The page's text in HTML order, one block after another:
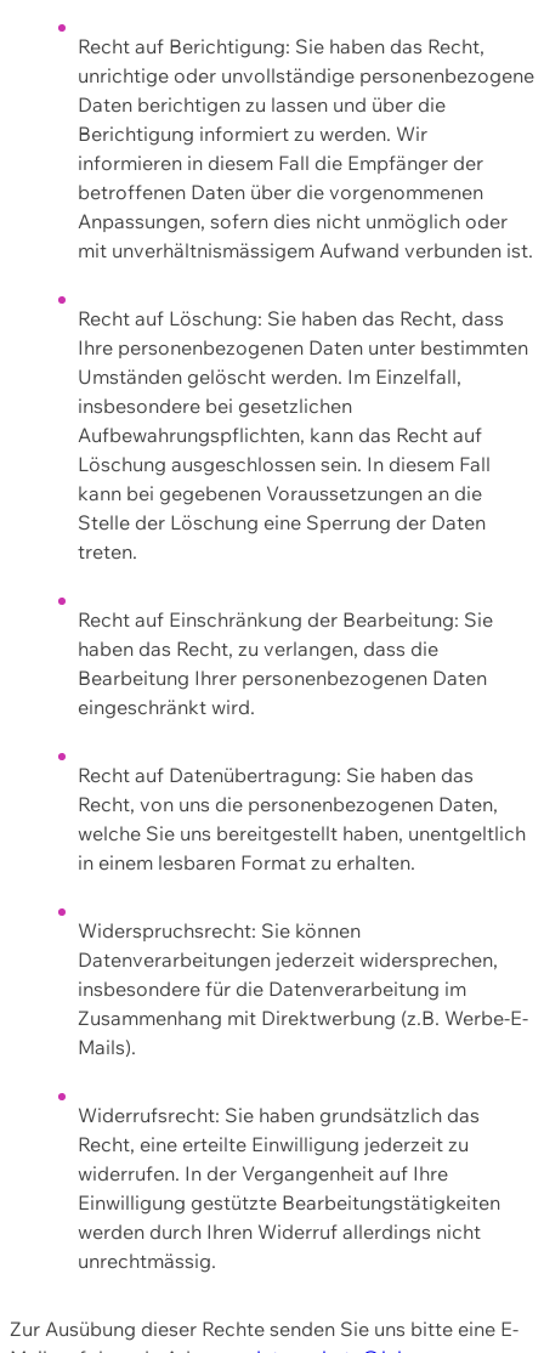
Recht auf Berichtigung: Sie haben das Recht,
unrichtige oder unvollständige personenbezogene
Daten berichtigen zu lassen und über die
Berichtigung informiert zu werden. Wir
informieren in diesem Fall die Empfänger der
betroffenen Daten über die vorgenommenen
Anpassungen, sofern dies nicht unmöglich oder
mit unverhältnismässigem Aufwand verbunden ist.
Recht auf Löschung: Sie haben das Recht, dass
Ihre personenbezogenen Daten unter bestimmten
Umständen gelöscht werden. Im Einzelfall,
insbesondere bei gesetzlichen
Aufbewahrungspflichten, kann das Recht auf
Löschung ausgeschlossen sein. In diesem Fall
kann bei gegebenen Voraussetzungen an die
Stelle der Löschung eine Sperrung der Daten
treten.
Recht auf Einschränkung der Bearbeitung: Sie
haben das Recht, zu verlangen, dass die
Bearbeitung Ihrer personenbezogenen Daten
eingeschränkt wird.
Recht auf Datenübertragung: Sie haben das
Recht, von uns die personenbezogenen Daten,
welche Sie uns bereitgestellt haben, unentgeltlich
in einem lesbaren Format zu erhalten.
Widerspruchsrecht: Sie können
Datenverarbeitungen jederzeit widersprechen,
insbesondere für die Datenverarbeitung im
Zusammenhang mit Direktwerbung (z.B. Werbe-E-
Mails).
Widerrufsrecht: Sie haben grundsätzlich das
Recht, eine erteilte Einwilligung jederzeit zu
widerrufen. In der Vergangenheit auf Ihre
Einwilligung gestützte Bearbeitungstätigkeiten
werden durch Ihren Widerruf allerdings nicht
unrechtmässig.
Zur Ausübung dieser Rechte senden Sie uns bitte eine E-